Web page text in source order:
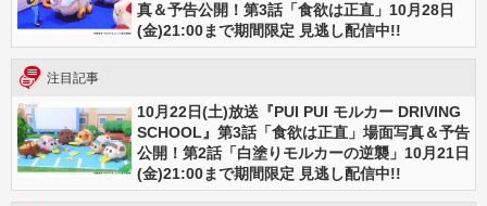
真＆予告公開！第3話「食欲は正直」10月28日
(金)21:00まで期間限定 見逃し配信中!!
注目記事
10月22日(土)放送『PUI PUI モルカー DRIVING
SCHOOL』第3話「食欲は正直」場面写真＆予告
公開！第2話「白塗りモルカーの逆襲」10月21日
(金)21:00まで期間限定 見逃し配信中!!